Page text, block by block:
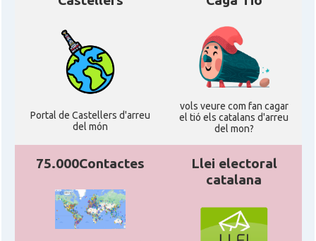
Portal de Castellers d'arreu
del món
vols veure com fan cagar
el tió els catalans d'arreu
del mon?
75.000Contactes
Llei electoral
catalana